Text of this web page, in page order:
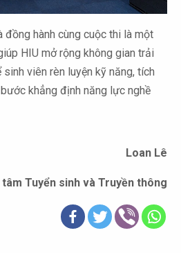
hành cùng cuộc thi là một
HIU mở rộng không gian trải
viên rèn luyện kỹ năng, tích
khẳng định năng lực nghề
Loan Lê
Tuyển sinh và Truyền thông